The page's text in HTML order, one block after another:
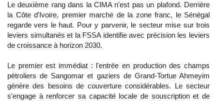
Le deuxième rang dans la CIMA n'est pas un plafond. Derrière
la Côte d'Ivoire, premier marché de la zone franc, le Sénégal
regarde vers le haut. Pour y parvenir, le secteur mise sur trois
leviers simultanés et la FSSA identifie avec précision les leviers
de croissance à horizon 2030.
Le premier est immédiat : l'entrée en production des champs
pétroliers de Sangomar et gaziers de Grand-Tortue Ahmeyim
génère des besoins de couverture considérables. Le secteur
s'engage à renforcer sa capacité locale de souscription et de